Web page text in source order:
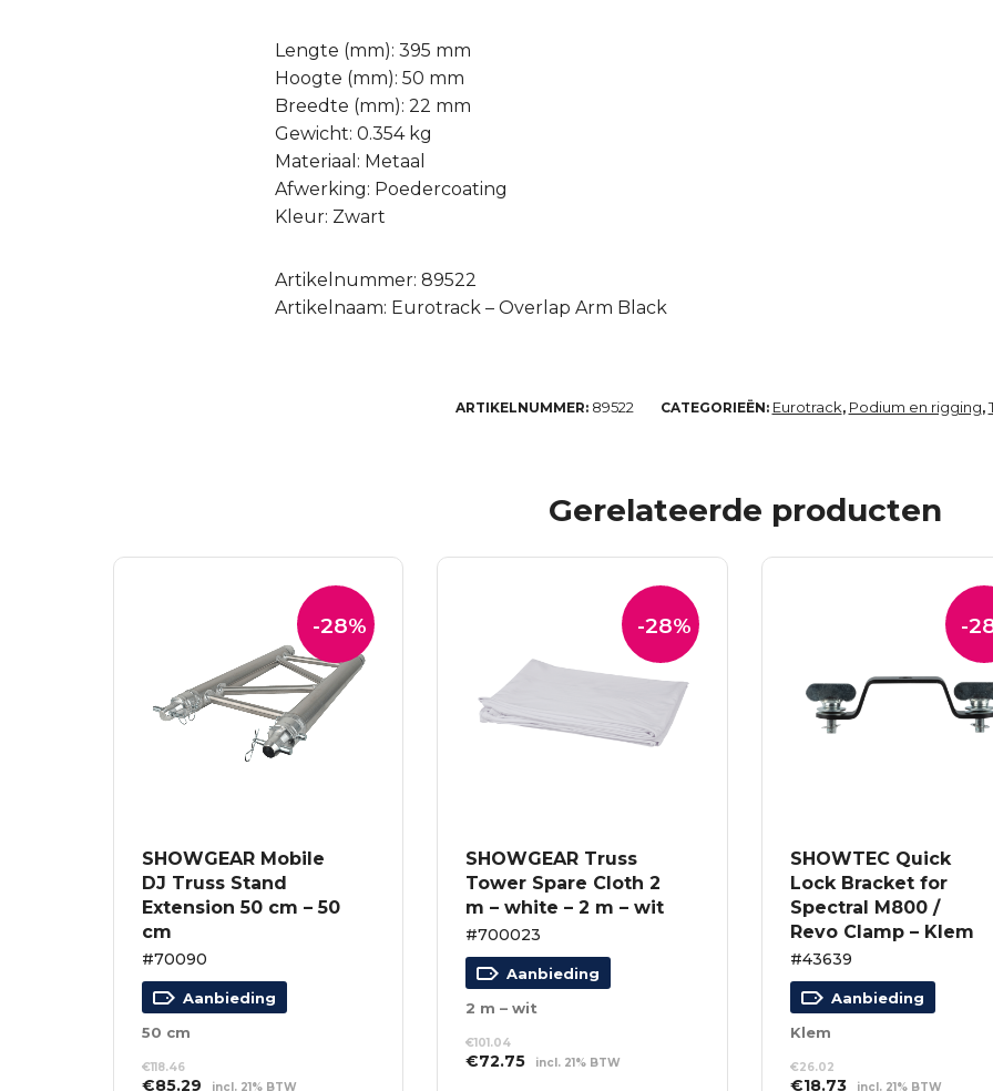
Lengte (mm): 395 mm
Hoogte (mm): 50 mm
Breedte (mm): 22 mm
Gewicht: 0.354 kg
Materiaal: Metaal
Afwerking: Poedercoating
Kleur: Zwart
Artikelnummer: 89522
Artikelnaam: Eurotrack – Overlap Arm Black
ARTIKELNUMMER: 89522 CATEGORIEËN: Eurotrack, Podium en rigging,
Gerelateerde producten
-28%
SHOWGEAR Mobile
DJ Truss Stand
Extension 50 cm – 50
cm
#70090
Aanbieding
50 cm
€118.46
Oorspronkelijke
€85.29 Huidige
incl. 21% BTW
-28%
SHOWGEAR Truss
Tower Spare Cloth 2
m – white – 2 m – wit
#700023
Aanbieding
2 m – wit
€101.04
Oorspronkelijke
€72.75Huidige
incl. 21% BTW
-
SHOWTEC Quick
Lock Bracket for
Spectral M800 /
Revo Clamp – Klem
#43639
Aanbieding
Klem
€26.02
Oorspronkelijke
€18.73Huidige
incl. 21% BTW